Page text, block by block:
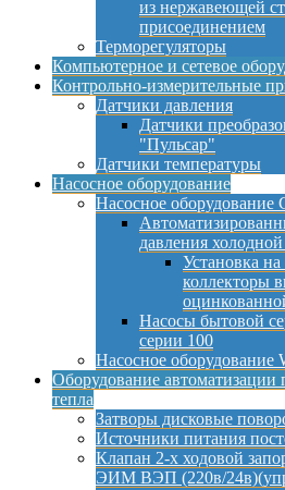
из нержавеющей
присоединением
Терморегуляторы
Компьютерное и сетевое
Контрольно-измерительные
Датчики давления
Датчики
"Пульсар"
Датчики температуры
Насосное оборудование
Насосное оборудование
давления
Установка
коллекторы
Насосы бытовой
серии 100
Насосное оборудование
Оборудование автоматизации
тепла
Затворы дисковые
Источники питания
Клапан 2-х ходовой
ЭИМ ВЭП (220в/